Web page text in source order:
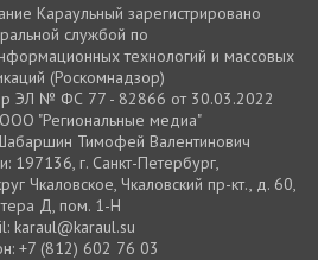
Караульный зарегистрировано
службой по
технологий и массовых
(Роскомнадзор)
ЭЛ № ФС 77 - 82866 от 30.03.2022
"Региональные медиа"
Тимофей Валентинович
197136, г. Санкт-Петербург,
Чкаловское, Чкаловский пр-кт., д. 60,
Д, пом. 1-Н
karaul@karaul.su
+7 (812) 602 76 03